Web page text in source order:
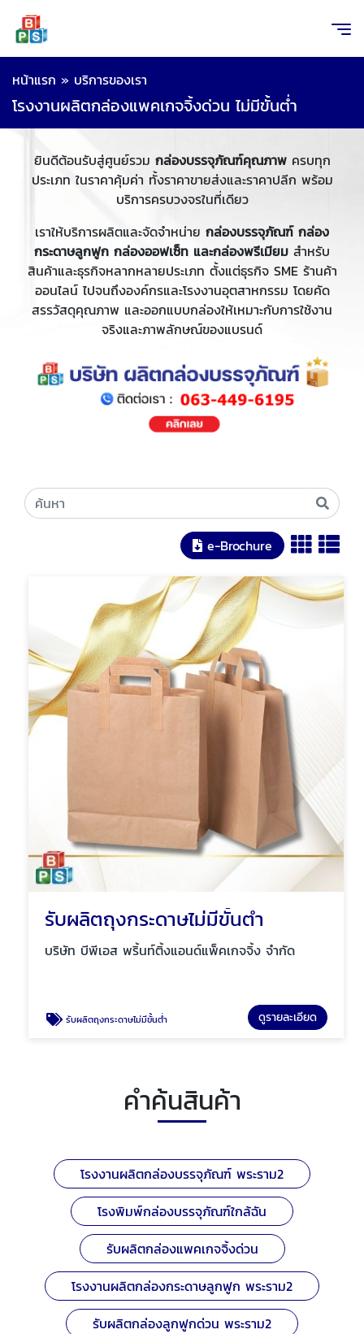
หน้าแรก » บริการของเรา
โรงงานผลิตกล่องแพคเกจจิ้งด่วน ไม่มีขั้นต่ำ
ยินดีต้อนรับสู่ศูนย์รวม กล่องบรรจุภัณฑ์คุณภาพครบทุก
ประเภท ในราคาคุ้มค่า ทั้งราคาขายส่งและราคาปลีก พร้อม
บริการครบวงจรในที่เดียว
เราให้บริการผลิตและจัดจำหน่าย กล่องบรรจุภัณฑ์ กล่อง
กระดาษลูกฟูก กล่องออฟเซ็ท และกล่องพรีเมียม สำหรับ
สินค้าและธุรกิจหลากหลายประเภท ตั้งแต่ธุรกิจ SME ร้านค้า
ออนไลน์ ไปจนถึงองค์กรและโรงงานอุตสาหกรรม โดยคัด
สรรวัสดุคุณภาพ และออกแบบกล่องให้เหมาะกับการใช้งาน
จริงและภาพลักษณ์ของแบรนด์
e-Brochure
รับผลิตถุงกระดาษไม่มีขั้นต่ำ
บริษัท บีพีเอส พริ้นท์ติ้งแอนด์แพ็คเกจจิ้ง จำกัด
รับผลิตถุงกระดาษไม่มีขั้นต่ำ ดูรายละเอียด
คำค้นสินค้า
โรงงานผลิตกล่องบรรจุภัณฑ์ พระราม2
โรงพิมพ์กล่องบรรจุภัณฑ์ใกล้ฉัน
รับผลิตกล่องแพคเกจจิ้งด่วน
โรงงานผลิตกล่องกระดาษลูกฟูก พระราม2
รับผลิตกล่องลูกฟูกด่วน พระราม2